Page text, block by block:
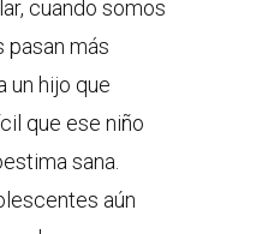
cuando somos
pasan más
un hijo que
que ese niño
sana.
aún